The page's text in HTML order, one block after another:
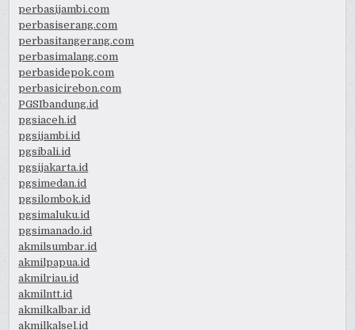
perbasijambi.com
perbasiserang.com
perbasitangerang.com
perbasimalang.com
perbasidepok.com
perbasicirebon.com
PGSIbandung.id
pgsiaceh.id
pgsijambi.id
pgsibali.id
pgsijakarta.id
pgsimedan.id
pgsilombok.id
pgsimaluku.id
pgsimanado.id
akmilsumbar.id
akmilpapua.id
akmilriau.id
akmilntt.id
akmilkalbar.id
akmilkalsel.id